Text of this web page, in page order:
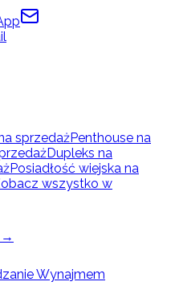
sprzedażPenthouse na
Dupleks na
Posiadłość wiejska na
wszystko w
→
Wynajmem